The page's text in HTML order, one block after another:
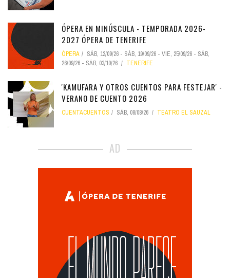
ÓPERA EN MINÚSCULA - TEMPORADA 2026-
2027 ÓPERA DE TENERIFE
ÓPERA SÁB, 12/09/26 - SÁB, 19/09/26 - VIE, 25/09/26 - SÁB,
26/09/26 - SÁB, 03/10/26 TENERIFE
'KAMUFARA Y OTROS CUENTOS PARA FESTEJAR' -
VERANO DE CUENTO 2026
CUENTACUENTOS SÁB, 08/08/26 TEATRO EL SAUZAL
AD